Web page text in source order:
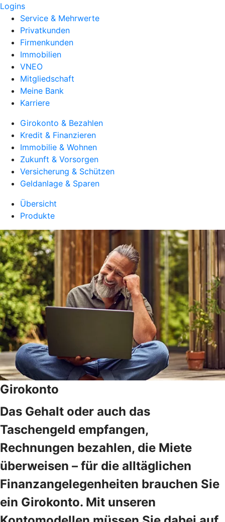
Logins
Service & Mehrwerte
Privatkunden
Firmenkunden
Immobilien
VNEO
Mitgliedschaft
Meine Bank
Karriere
Girokonto & Bezahlen
Kredit & Finanzieren
Immobilie & Wohnen
Zukunft & Vorsorgen
Versicherung & Schützen
Geldanlage & Sparen
Übersicht
Produkte
Girokonto
Das Gehalt oder auch das
Taschengeld empfangen,
Rechnungen bezahlen, die Miete
überweisen – für die alltäglichen
Finanzangelegenheiten brauchen Sie
ein Girokonto. Mit unseren